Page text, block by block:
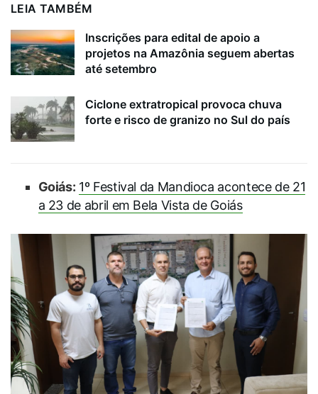
LEIA TAMBÉM
Inscrições para edital de apoio a
projetos na Amazônia seguem abertas
até setembro
Ciclone extratropical provoca chuva
forte e risco de granizo no Sul do país
Goiás: 1º Festival da Mandioca acontece de 21
a 23 de abril em Bela Vista de Goiás